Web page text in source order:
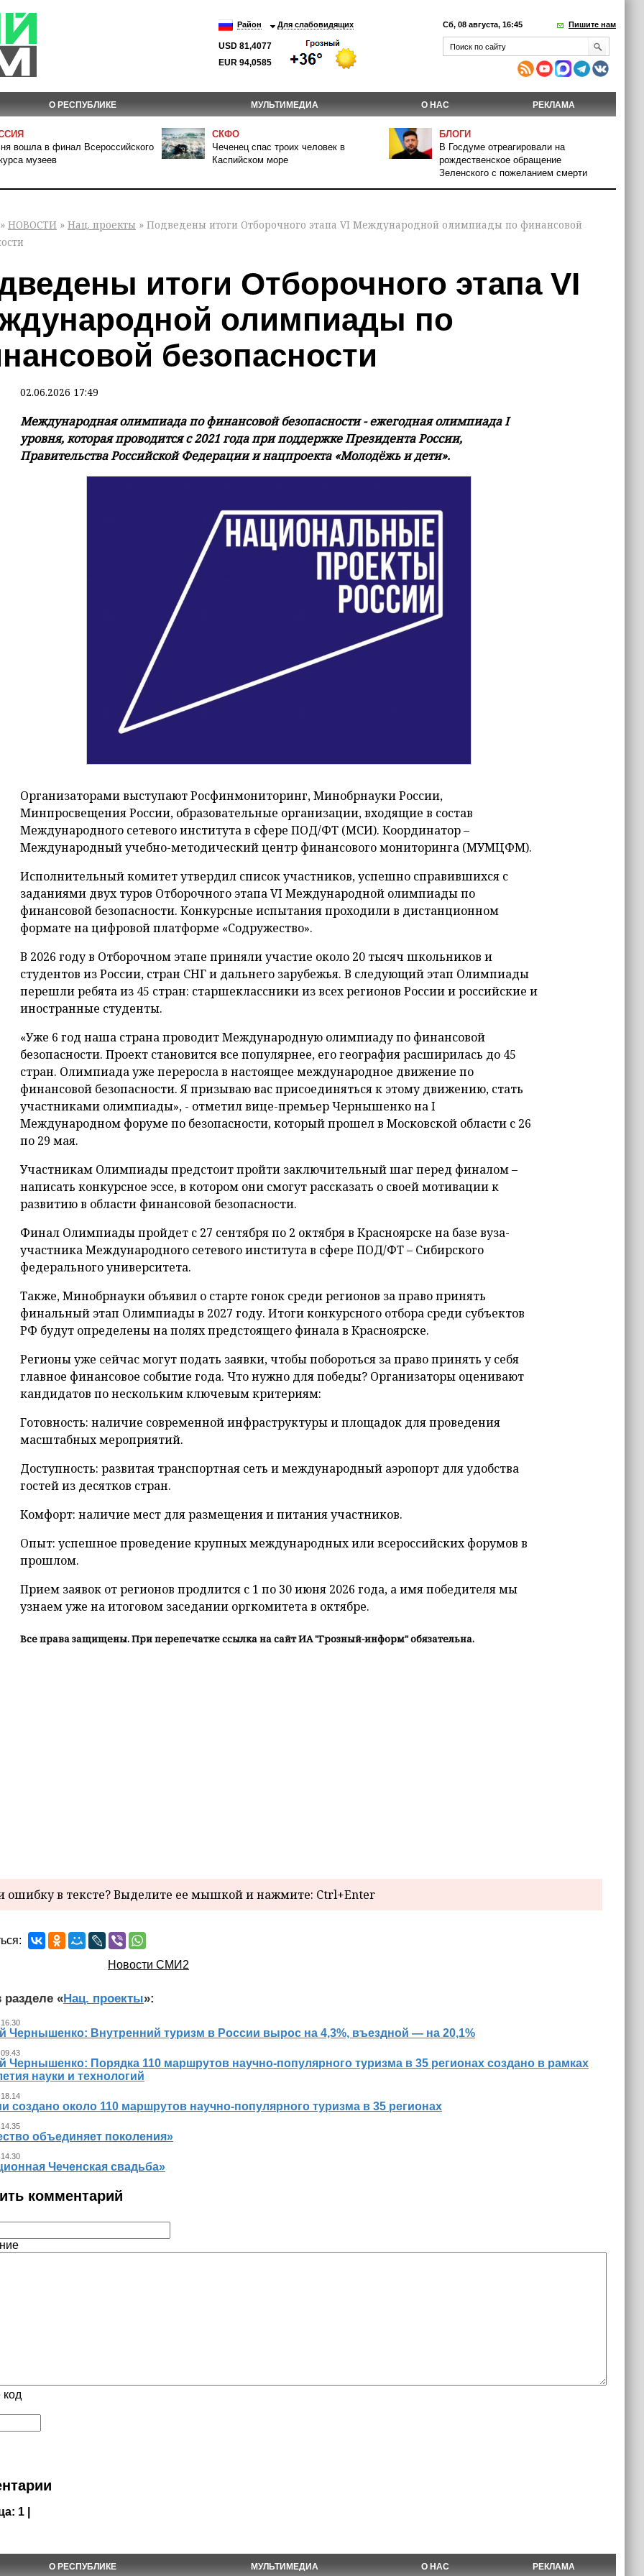
Район Для слабовидящих
USD 81,4077
EUR 94,0585
Сб, 08 августа, 16:45 Пишите нам
О РЕСПУБЛИКЕ МУЛЬТИМЕДИА О НАС РЕКЛАМА
вошла в финал Всероссийского
музеев
СКФО
Чеченец спас троих человек в
Каспийском море
БЛОГИ
В Госдуме отреагировали на
рождественское обращение
Зеленского с пожеланием смерти
» НОВОСТИ » Нац. проекты » Подведены итоги Отборочного этапа VI Международной олимпиады по финансовой
итоги Отборочного этапа VI
олимпиады по
безопасности
02.06.2026 17:49
Международная олимпиада по финансовой безопасности - ежегодная олимпиада I
уровня, которая проводится с 2021 года при поддержке Президента России,
Правительства Российской Федерации и нацпроекта «Молодёжь и дети».
Организаторами выступают Росфинмониторинг, Минобрнауки России,
Минпросвещения России, образовательные организации, входящие в состав
Международного сетевого института в сфере ПОД/ФТ (МСИ). Координатор –
Международный учебно-методический центр финансового мониторинга (МУМЦФМ).
Исполнительный комитет утвердил список участников, успешно справившихся с
заданиями двух туров Отборочного этапа VI Международной олимпиады по
финансовой безопасности. Конкурсные испытания проходили в дистанционном
формате на цифровой платформе «Содружество».
В 2026 году в Отборочном этапе приняли участие около 20 тысяч школьников и
студентов из России, стран СНГ и дальнего зарубежья. В следующий этап Олимпиады
перешли ребята из 45 стран: старшеклассники из всех регионов России и российские и
иностранные студенты.
«Уже 6 год наша страна проводит Международную олимпиаду по финансовой
безопасности. Проект становится все популярнее, его география расширилась до 45
стран. Олимпиада уже переросла в настоящее международное движение по
финансовой безопасности. Я призываю вас присоединяться к этому движению, стать
участниками олимпиады», - отметил вице-премьер Чернышенко на I
Международном форуме по безопасности, который прошел в Московской области с 26
по 29 мая.
Участникам Олимпиады предстоит пройти заключительный шаг перед финалом –
написать конкурсное эссе, в котором они смогут рассказать о своей мотивации к
развитию в области финансовой безопасности.
Финал Олимпиады пройдет с 27 сентября по 2 октября в Красноярске на базе вуза-
участника Международного сетевого института в сфере ПОД/ФТ – Сибирского
федерального университета.
Также, Минобрнауки объявил о старте гонок среди регионов за право принять
финальный этап Олимпиады в 2027 году. Итоги конкурсного отбора среди субъектов
РФ будут определены на полях предстоящего финала в Красноярске.
Регионы уже сейчас могут подать заявки, чтобы побороться за право принять у себя
главное финансовое событие года. Что нужно для победы? Организаторы оценивают
кандидатов по нескольким ключевым критериям:
Готовность: наличие современной инфраструктуры и площадок для проведения
масштабных мероприятий.
Доступность: развитая транспортная сеть и международный аэропорт для удобства
гостей из десятков стран.
Комфорт: наличие мест для размещения и питания участников.
Опыт: успешное проведение крупных международных или всероссийских форумов в
прошлом.
Прием заявок от регионов продлится с 1 по 30 июня 2026 года, а имя победителя мы
узнаем уже на итоговом заседании оргкомитета в октябре.
Все права защищены. При перепечатке ссылка на сайт ИА "Грозный-информ" обязательна.
в тексте? Выделите ее мышкой и нажмите: Ctrl+Enter
Новости СМИ2
разделе «Нац. проекты»:
Чернышенко: Внутренний туризм в России вырос на 4,3%, въездной — на 20,1%
Чернышенко: Порядка 110 маршрутов научно-популярного туризма в 35 регионах создано в рамках
науки и технологий
создано около 110 маршрутов научно-популярного туризма в 35 регионах
объединяет поколения»
Чеченская свадьба»
комментарий
код
1 |
О РЕСПУБЛИКЕ МУЛЬТИМЕДИА О НАС РЕКЛАМА